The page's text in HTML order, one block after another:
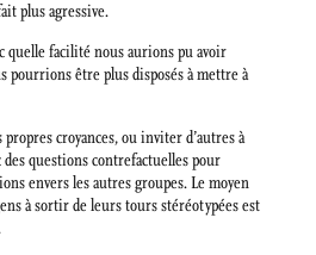
plus agressive.
quelle facilité nous aurions pu avoir
pourrions être plus disposés à mettre à
croyances, ou inviter d’autres à
questions contrefactuelles pour
envers les autres groupes. Le moyen
à sortir de leurs tours stéréotypées est